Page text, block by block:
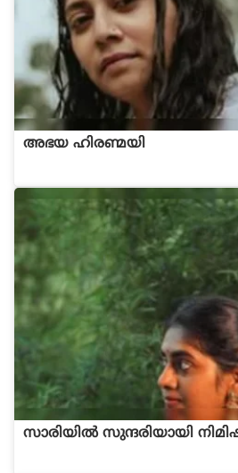
അഭയ ഹിരണ്മയി
സാരിയിൽ സുന്ദരിയായി